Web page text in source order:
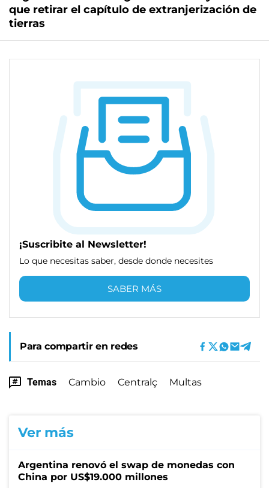
que retirar el capítulo de extranjerización de
tierras
¡Suscribite al Newsletter!
Lo que necesitas saber, desde donde necesites
SABER MÁS
Para compartir en redes
Temas Cambio Centralç Multas
Ver más
Argentina renovó el swap de monedas con
China por US$19.000 millones